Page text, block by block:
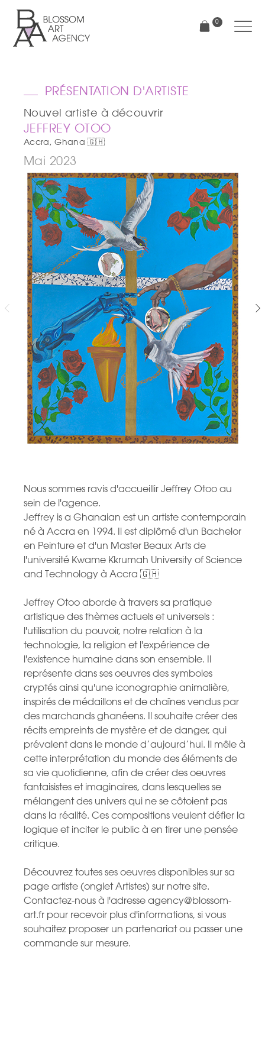
principal
0
PRÉSENTATION D'ARTISTE
Nouvel artiste à découvrir
JEFFREY OTOO
Accra, Ghana 🇬🇭
Mai 2023
Nous sommes ravis d'accueillir Jeffrey Otoo au
sein de l'agence.
Jeffrey is a Ghanaian est un artiste contemporain
né à Accra en 1994. Il est diplômé d'un Bachelor
en Peinture et d'un Master Beaux Arts de
l'université Kwame Kkrumah University of Science
and Technology à Accra 🇬🇭
Jeffrey Otoo aborde à travers sa pratique
artistique des thèmes actuels et universels :
l'utilisation du pouvoir, notre relation à la
technologie, la religion et l'expérience de
l'existence humaine dans son ensemble. Il
représente dans ses oeuvres des symboles
cryptés ainsi qu'une iconographie animalière,
inspirés de médaillons et de chaînes vendus par
des marchands ghanéens. Il souhaite créer des
récits empreints de mystère et de danger, qui
prévalent dans le monde d’aujourd’hui. Il mêle à
cette interprétation du monde des éléments de
sa vie quotidienne, afin de créer des oeuvres
fantaisistes et imaginaires, dans lesquelles se
mélangent des univers qui ne se côtoient pas
dans la réalité. Ces compositions veulent défier la
logique et inciter le public à en tirer une pensée
critique.
Découvrez toutes ses oeuvres disponibles sur sa
page artiste (onglet Artistes) sur notre site.
Contactez-nous à l'adresse agency@blossom-
art.fr pour recevoir plus d'informations, si vous
souhaitez proposer un partenariat ou passer une
commande sur mesure.